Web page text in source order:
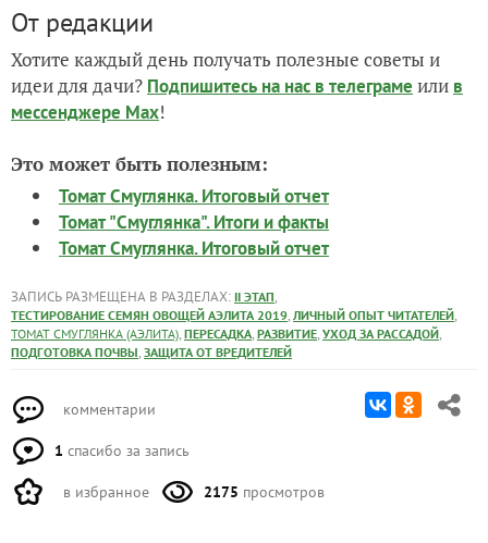
От редакции
Хотите каждый день получать полезные советы и
идеи для дачи? Подпишитесь на нас в телеграме или в
мессенджере Max!
Это может быть полезным:
Томат Смуглянка. Итоговый отчет
Томат "Смуглянка". Итоги и факты
Томат Смуглянка. Итоговый отчет
ЗАПИСЬ РАЗМЕЩЕНА В РАЗДЕЛАХ: II ЭТАП,
ТЕСТИРОВАНИЕ СЕМЯН ОВОЩЕЙ АЭЛИТА 2019, ЛИЧНЫЙ ОПЫТ ЧИТАТЕЛЕЙ,
ТОМАТ СМУГЛЯНКА (АЭЛИТА), ПЕРЕСАДКА, РАЗВИТИЕ, УХОД ЗА РАССАДОЙ,
ПОДГОТОВКА ПОЧВЫ, ЗАЩИТА ОТ ВРЕДИТЕЛЕЙ
комментарии
1 спасибо за запись
в избранное 2175 просмотров